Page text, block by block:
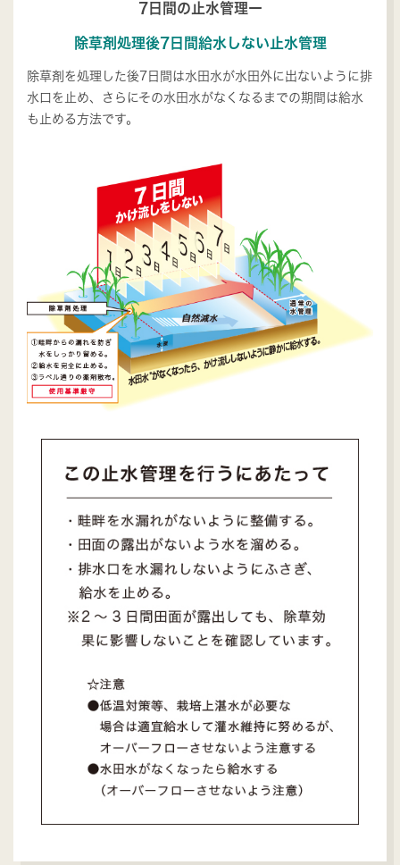
7日間の止水管理ー
除草剤処理後7日間給水しない止水管理
除草剤を処理した後7日間は水田水が水田外に出ないように排
水口を止め、さらにその水田水がなくなるまでの期間は給水
も止める方法です。